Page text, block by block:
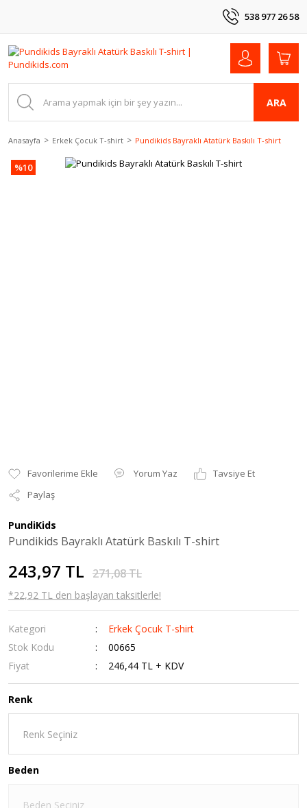
538 977 26 58
ARA
Anasayfa Erkek Çocuk T-shirt Pundikids Bayraklı Atatürk Baskılı T-shirt
%10
Yorum Yaz
Tavsiye Et
Paylaş
PundiKids
Pundikids Bayraklı Atatürk Baskılı T-shirt
243,97 TL 271,08 TL
*22,92 TL den başlayan taksitlerle!
Kategori
Erkek Çocuk T-shirt
Stok Kodu
00665
Fiyat
246,44 TL + KDV
Renk
Beden